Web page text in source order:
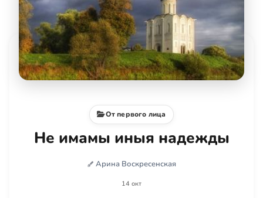
От первого лица
Не имамы иныя надежды
Арина Воскресенская
14 окт